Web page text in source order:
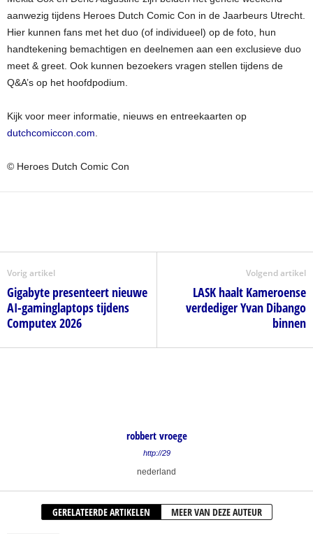
aanwezig tijdens Heroes Dutch Comic Con in de Jaarbeurs Utrecht.
Hier kunnen fans met het duo (of individueel) op de foto, hun
handtekening bemachtigen en deelnemen aan een exclusieve duo
meet & greet. Ook kunnen bezoekers vragen stellen tijdens de
Q&A’s op het hoofdpodium.
Kijk voor meer informatie, nieuws en entreekaarten op
dutchcomiccon.com
© Heroes Dutch Comic Con
Vorig artikel
Gigabyte presenteert nieuwe
AI-gaminglaptops tijdens
Computex 2026
Volgend artikel
LASK haalt Kameroense
verdediger Yvan Dibango
binnen
robbert vroege
http://29
nederland
GERELATEERDE ARTIKELEN MEER VAN DEZE AUTEUR